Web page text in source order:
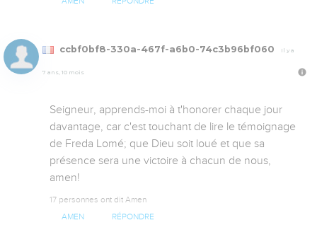
ccbf0bf8-330a-467f-a6b0-74c3b96bf060 Il y a
7 ans, 10 mois
Seigneur, apprends-moi à t'honorer chaque jour
davantage, car c'est touchant de lire le témoignage
de Freda Lomé; que Dieu soit loué et que sa
présence sera une victoire à chacun de nous,
amen!
17 personnes ont dit Amen
AMEN RÉPONDRE